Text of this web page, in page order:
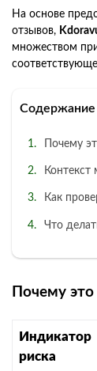
На основе
отзывов,
множеством
Содержание
Почему
Как
Что
Почему
Индикатор
риска